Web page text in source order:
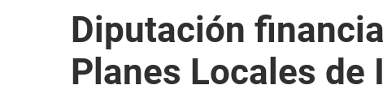
Diputación
Planes Locales de